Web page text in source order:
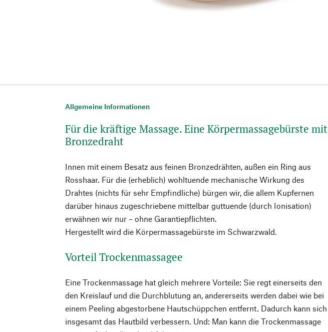
Allgemeine Informationen
Für die kräftige Massage. Eine Körpermassagebürste mit
Bronzedraht
Innen mit einem Besatz aus feinen Bronzedrähten, außen ein Ring aus
Rosshaar. Für die (erheblich) wohltuende mechanische Wirkung des
Drahtes (nichts für sehr Empfindliche) bürgen wir, die allem Kupfernen
darüber hinaus zugeschriebene mittelbar guttuende (durch Ionisation)
erwähnen wir nur – ohne Garantiepflichten.
Hergestellt wird die Körpermassagebürste im Schwarzwald.
Vorteil Trockenmassagee
Eine Trockenmassage hat gleich mehrere Vorteile: Sie regt einerseits den
den Kreislauf und die Durchblutung an, andererseits werden dabei wie bei
einem Peeling abgestorbene Hautschüppchen entfernt. Dadurch kann sich
insgesamt das Hautbild verbessern. Und: Man kann die Trockenmassage